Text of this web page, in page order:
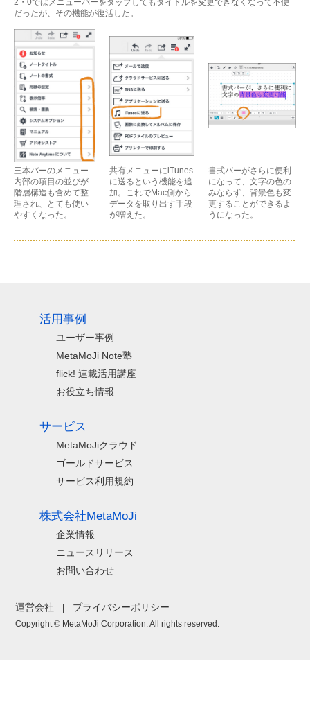
2・0ではメニューバーをタップしてもタイトルを変更できなくなって不便
だったが、その機能が復活した。
三本バーのメニュー
内部の項目の並びが
階層構造も含めて整
理され、とても使い
やすくなった。
共有メニューにiTunes
に送るという機能を追
加。これでMac側から
データを取り出す手段
が増えた。
書式バーがさらに便利
になって、文字の色の
みならず、背景色も変
更することができるよ
うになった。
活用事例
ユーザー事例
MetaMoJi Note塾
flick! 連載活用講座
お役立ち情報
サービス
MetaMoJiクラウド
ゴールドサービス
サービス利用規約
株式会社MetaMoJi
企業情報
ニュースリリース
お問い合わせ
運営会社 | プライバシーポリシー
Copyright © MetaMoJi Corporation.All rights reserved.